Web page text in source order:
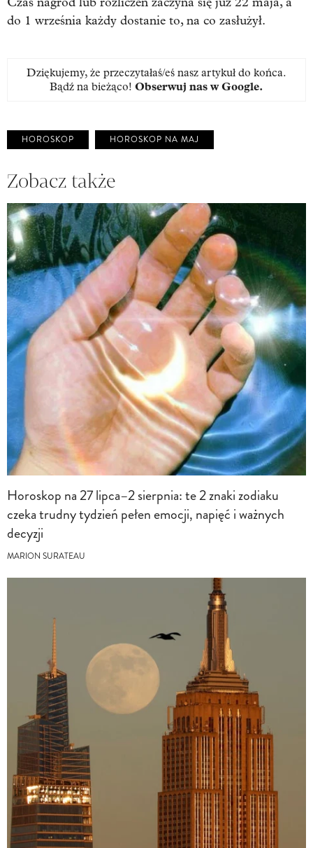
do 1 września każdy dostanie to, na co zasłużył.
Dziękujemy, że przeczytałaś/eś nasz artykuł do końca.
Bądź na bieżąco! Obserwuj nas w Google.
HOROSKOP HOROSKOP NA MAJ
Zobacz także
Horoskop na 27 lipca–2 sierpnia: te 2 znaki zodiaku
czeka trudny tydzień pełen emocji, napięć i ważnych
decyzji
MARION SURATEAU